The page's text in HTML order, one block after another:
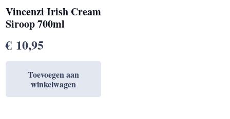
Vincenzi Irish Cream
Siroop 700ml
€ 10,95
Toevoegen aan
winkelwagen